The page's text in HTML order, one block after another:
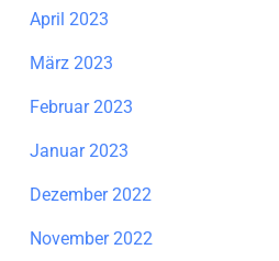
April 2023
März 2023
Februar 2023
Januar 2023
Dezember 2022
November 2022